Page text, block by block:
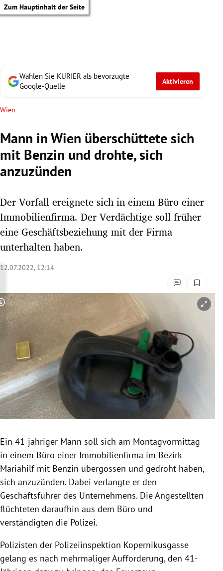
Zum Hauptinhalt der Seite
Untermenü
Untermenü
Untermenü
Untermenü
Untermenü
Untermenü
Wählen Sie KURIER als bevorzugte
Google-Quelle
Aktivieren
Wien
Mann in Wien überschüttete sich
mit Benzin und drohte, sich
anzuzünden
Der Vorfall ereignete sich in einem Büro einer
Immobilienfirma. Der Verdächtige soll früher
eine Geschäftsbeziehung mit der Firma
unterhalten haben.
12.07.2022, 12:14
Copyright-Hinweis öffnen/schließen
Ein 41-jähriger Mann soll sich am Montagvormittag
in einem Büro einer Immobilienfirma im Bezirk
Mariahilf mit Benzin übergossen und gedroht haben,
sich anzuzünden. Dabei verlangte er den
Geschäftsführer des Unternehmens. Die Angestellten
flüchteten daraufhin aus dem Büro und
verständigten die Polizei.
Polizisten der Polizeiinspektion Kopernikusgasse
gelang es nach mehrmaliger Aufforderung, den 41-